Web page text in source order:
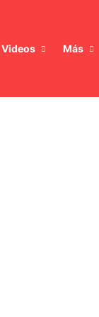
Videos Más
clave